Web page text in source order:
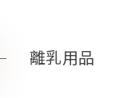
離乳用品